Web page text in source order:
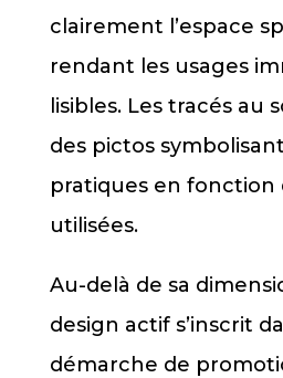
clairement l’espace
rendant les usages
lisibles. Les tracés au
des pictos
pratiques en fonction
utilisées.
Au-delà de sa
design actif s’inscrit
démarche de